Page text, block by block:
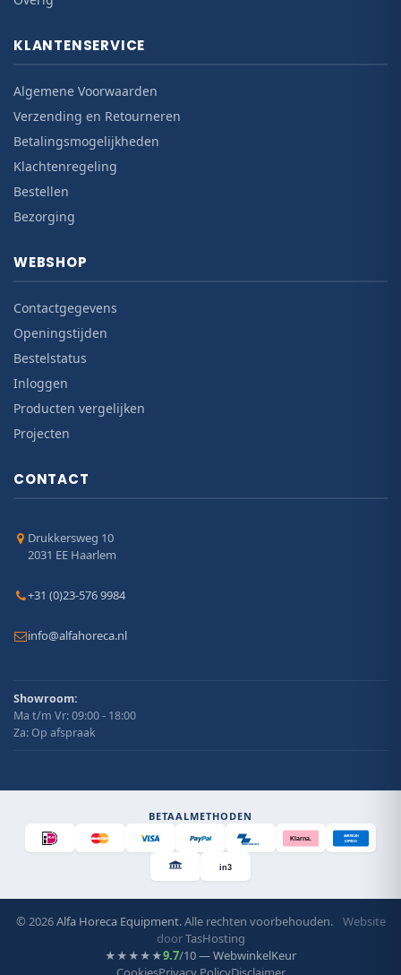
KLANTENSERVICE
Algemene Voorwaarden
Verzending en Retourneren
Betalingsmogelijkheden
Klachtenregeling
Bestellen
Bezorging
WEBSHOP
Contactgegevens
Openingstijden
Bestelstatus
Inloggen
Producten vergelijken
Projecten
CONTACT
Drukkersweg 10
2031 EE Haarlem
+31 (0)23-576 9984
info@alfahoreca.nl
Showroom:
Ma t/m Vr: 09:00 - 18:00
Za: Op afspraak
BETAALMETHODEN
Bancontact
Klarna.
AMERICAN
EXPRESS
in3
© 2026Alfa Horeca Equipment. Alle rechten voorbehouden.
Website
doorTasHosting
★★★★★9.7/10 — WebwinkelKeur